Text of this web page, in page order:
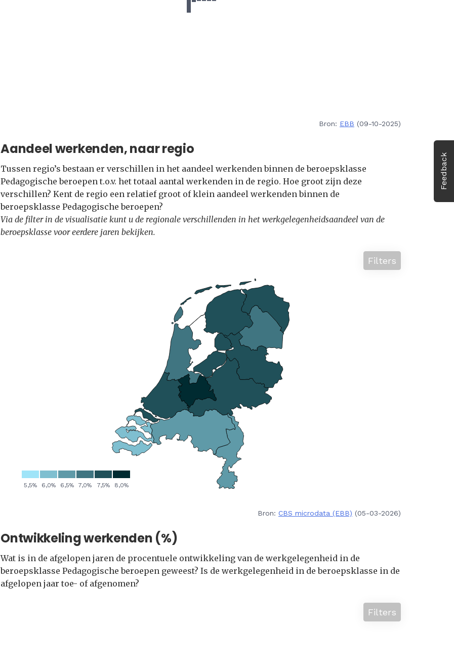
Feedback
Bron: EBB (09-10-2025)
Aandeel werkenden, naar regio
Tussen regio’s bestaan er verschillen in het aandeel werkenden binnen de beroepsklasse
Pedagogische beroepen t.o.v. het totaal aantal werkenden in de regio. Hoe groot zijn deze
verschillen? Kent de regio een relatief groot of klein aandeel werkenden binnen de
beroepsklasse Pedagogische beroepen?
Via de filter in de visualisatie kunt u de regionale verschillenden in het werkgelegenheidsaandeel van de
beroepsklasse voor eerdere jaren bekijken.
Filters
Bron: CBS microdata (EBB) (05-03-2026)
Ontwikkeling werkenden (%)
Wat is in de afgelopen jaren de procentuele ontwikkeling van de werkgelegenheid in de
beroepsklasse Pedagogische beroepen geweest? Is de werkgelegenheid in de beroepsklasse in de
afgelopen jaar toe- of afgenomen?
Filters